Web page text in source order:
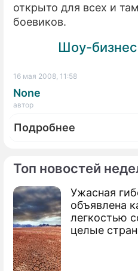
Топ новостей
Ужасная
объявлена
легкостью
целые
открыто для всех и
боевиков.
Шоу-
16 мая 2008, 11:58
None
автор
Подробнее
По теме
Грузия вышла из
Грузия навредила